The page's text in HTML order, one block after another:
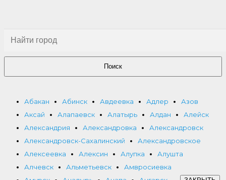
Поиск
Абакан Абинск Авдеевка Адлер
Азов
Аксай
Алапаевск Алатырь Алдан
Алейск
Александрия
Александровка
Александровск
Александровск-Сахалинский
Александровское
Алексеевка
Алексин Алупка
Алушта
Алчевск
Альметьевск
Амвросиевка